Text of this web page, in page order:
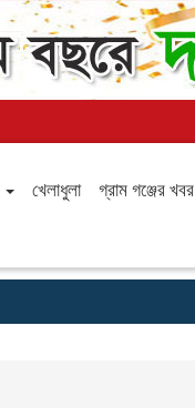
খেলাধুলা গ্রাম গঞ্জের খবর